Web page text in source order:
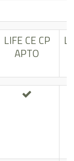
LIFE CE CP
APTO